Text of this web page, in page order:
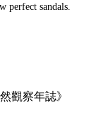
perfect sandals.
觀察年誌》